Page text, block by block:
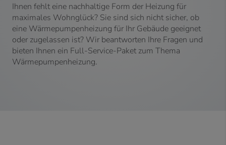
Ihnen fehlt eine nachhaltige Form der Heizung für
maximales Wohnglück? Sie sind sich nicht sicher, ob
eine Wärmepumpenheizung für Ihr Gebäude geeignet
oder zugelassen ist? Wir beantworten Ihre Fragen und
bieten Ihnen ein Full-Service-Paket zum Thema
Wärmepumpenheizung.